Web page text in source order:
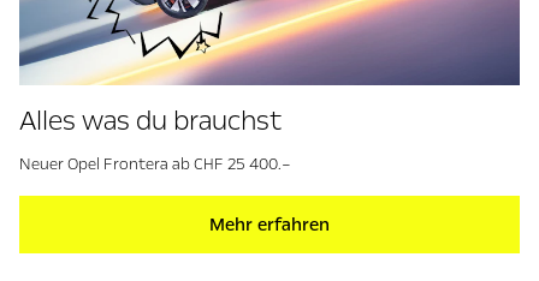
Alles was du brauchst
Neuer Opel Frontera ab CHF 25 400.–
Mehr erfahren